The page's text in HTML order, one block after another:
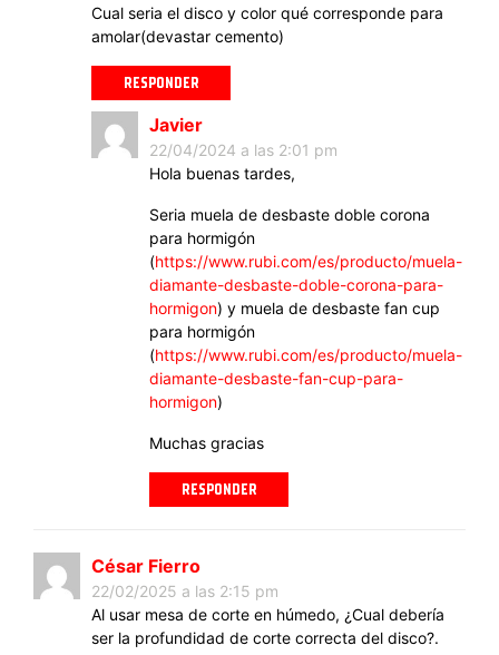
Cual seria el disco y color qué corresponde para
amolar(devastar cemento)
RESPONDER
Javier
22/04/2024 a las 2:01 pm
Hola buenas tardes,
Seria muela de desbaste doble corona
para hormigón
(https://www.rubi.com/es/producto/muela-
diamante-desbaste-doble-corona-para-
hormigon) y muela de desbaste fan cup
para hormigón
(https://www.rubi.com/es/producto/muela-
diamante-desbaste-fan-cup-para-
hormigon)
Muchas gracias
RESPONDER
César Fierro
22/02/2025 a las 2:15 pm
Al usar mesa de corte en húmedo, ¿Cual debería
ser la profundidad de corte correcta del disco?.